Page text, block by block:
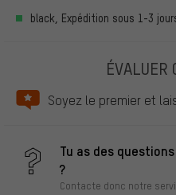
black, Expédition sous 1-3
ÉVALUER
Soyez le premier et
Tu as des
?
Contacte donc notre